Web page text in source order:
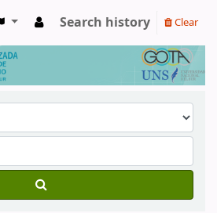
y Turismo
Search history Clear